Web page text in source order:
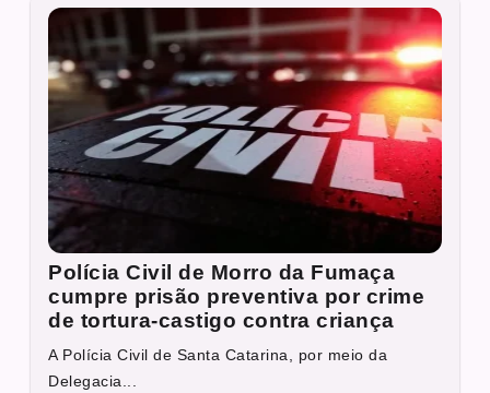
Polícia Civil de Morro da Fumaça
cumpre prisão preventiva por crime
de tortura-castigo contra criança
A Polícia Civil de Santa Catarina, por meio da
Delegacia...